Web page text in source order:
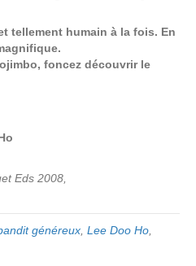
tellement humain à la fois. En
foncez découvrir le
Eds 2008,
généreux Lee Doo Ho